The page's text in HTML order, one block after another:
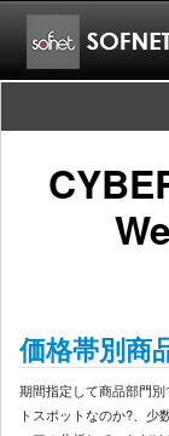
価格帯別商
期間指定して商品部門
トスポットなのか?、